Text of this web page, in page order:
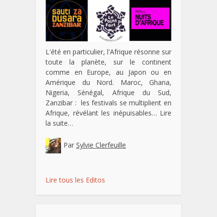
L'été en particulier, l'Afrique résonne sur
toute la planète, sur le continent
comme en Europe, au Japon ou en
Amérique du Nord. Maroc, Ghana,
Nigeria, Sénégal, Afrique du Sud,
Zanzibar : les festivals se multiplient en
Afrique, révélant les inépuisables… Lire
la suite…
Par Sylvie Clerfeuille
Lire tous les Editos